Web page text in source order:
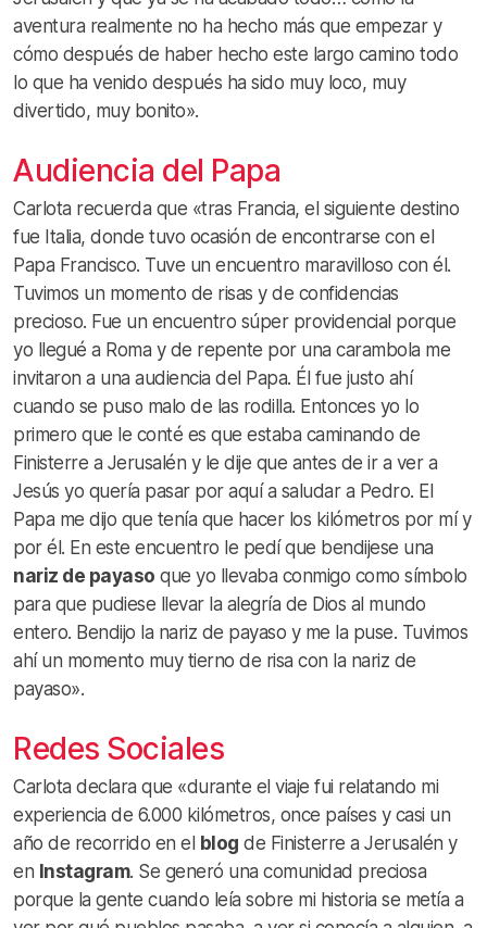
aventura realmente no ha hecho más que empezar y
cómo después de haber hecho este largo camino todo
lo que ha venido después ha sido muy loco, muy
divertido, muy bonito».
Audiencia del Papa
Carlota recuerda que «tras Francia, el siguiente destino
fue Italia, donde tuvo ocasión de encontrarse con el
Papa Francisco. Tuve un encuentro maravilloso con él.
Tuvimos un momento de risas y de confidencias
precioso. Fue un encuentro súper providencial porque
yo llegué a Roma y de repente por una carambola me
invitaron a una audiencia del Papa. Él fue justo ahí
cuando se puso malo de las rodilla. Entonces yo lo
primero que le conté es que estaba caminando de
Finisterre a Jerusalén y le dije que antes de ir a ver a
Jesús yo quería pasar por aquí a saludar a Pedro. El
Papa me dijo que tenía que hacer los kilómetros por mí y
por él. En este encuentro le pedí que bendijese una
nariz de payaso que yo llevaba conmigo como símbolo
para que pudiese llevar la alegría de Dios al mundo
entero. Bendijo la nariz de payaso y me la puse. Tuvimos
ahí un momento muy tierno de risa con la nariz de
payaso».
Redes Sociales
Carlota declara que «durante el viaje fui relatando mi
experiencia de 6.000 kilómetros, once países y casi un
año de recorrido en el blog de Finisterre a Jerusalén y
en Instagram. Se generó una comunidad preciosa
porque la gente cuando leía sobre mi historia se metía a